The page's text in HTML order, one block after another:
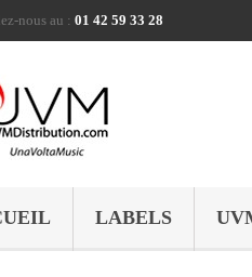
nous au : 01 42 59 33 28
LABELS